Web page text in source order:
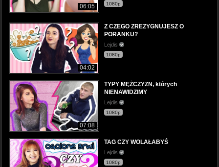
06:05 1080p
04:02
Z CZEGO ZREZYGNUJESZ O
PORANKU?
Lejdis
1080p
07:08
TYPY MĘŻCZYZN, których
NIENAWIDZIMY
Lejdis
1080p
TAG CZY WOLAŁABYŚ
Lejdis
1080p